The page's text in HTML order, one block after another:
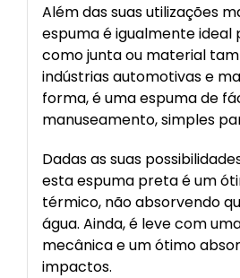
Além das suas utilizações
espuma é igualmente ideal
como junta ou material
indústrias automotivas e
forma, é uma espuma de
manuseamento, simples
Dadas as suas
esta espuma preta é um
térmico, não absorvendo
água. Ainda, é leve com
mecânica e um ótimo
impactos.